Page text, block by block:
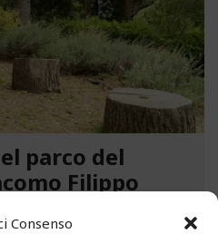
Consenso
parco del
Filippo